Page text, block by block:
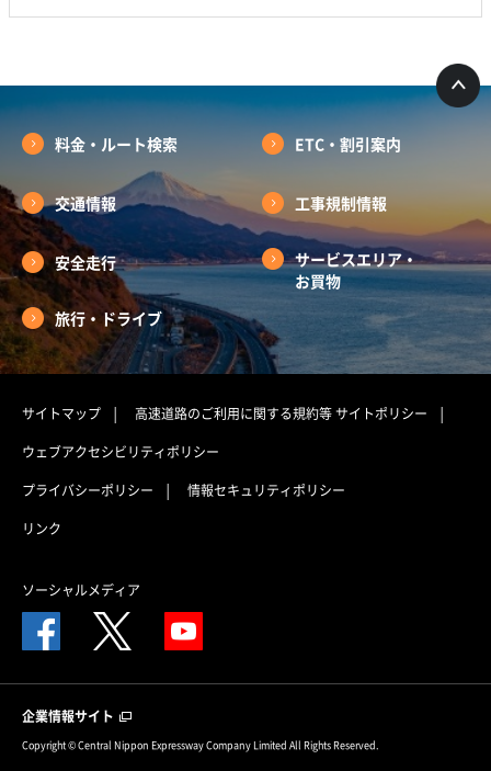
料金・ルート検索 ETC・割引案内
交通情報 工事規制情報
安全走行
サービスエリア・
お買物
旅行・ドライブ
サイトマップ 高速道路のご利用に関する規約等サイトポリシー
ウェブアクセシビリティポリシー
プライバシーポリシー
情報セキュリティポリシー
リンク
ソーシャルメディア
企業情報サイト
Copyright © Central Nippon Expressway Company Limited All Rights Reserved.